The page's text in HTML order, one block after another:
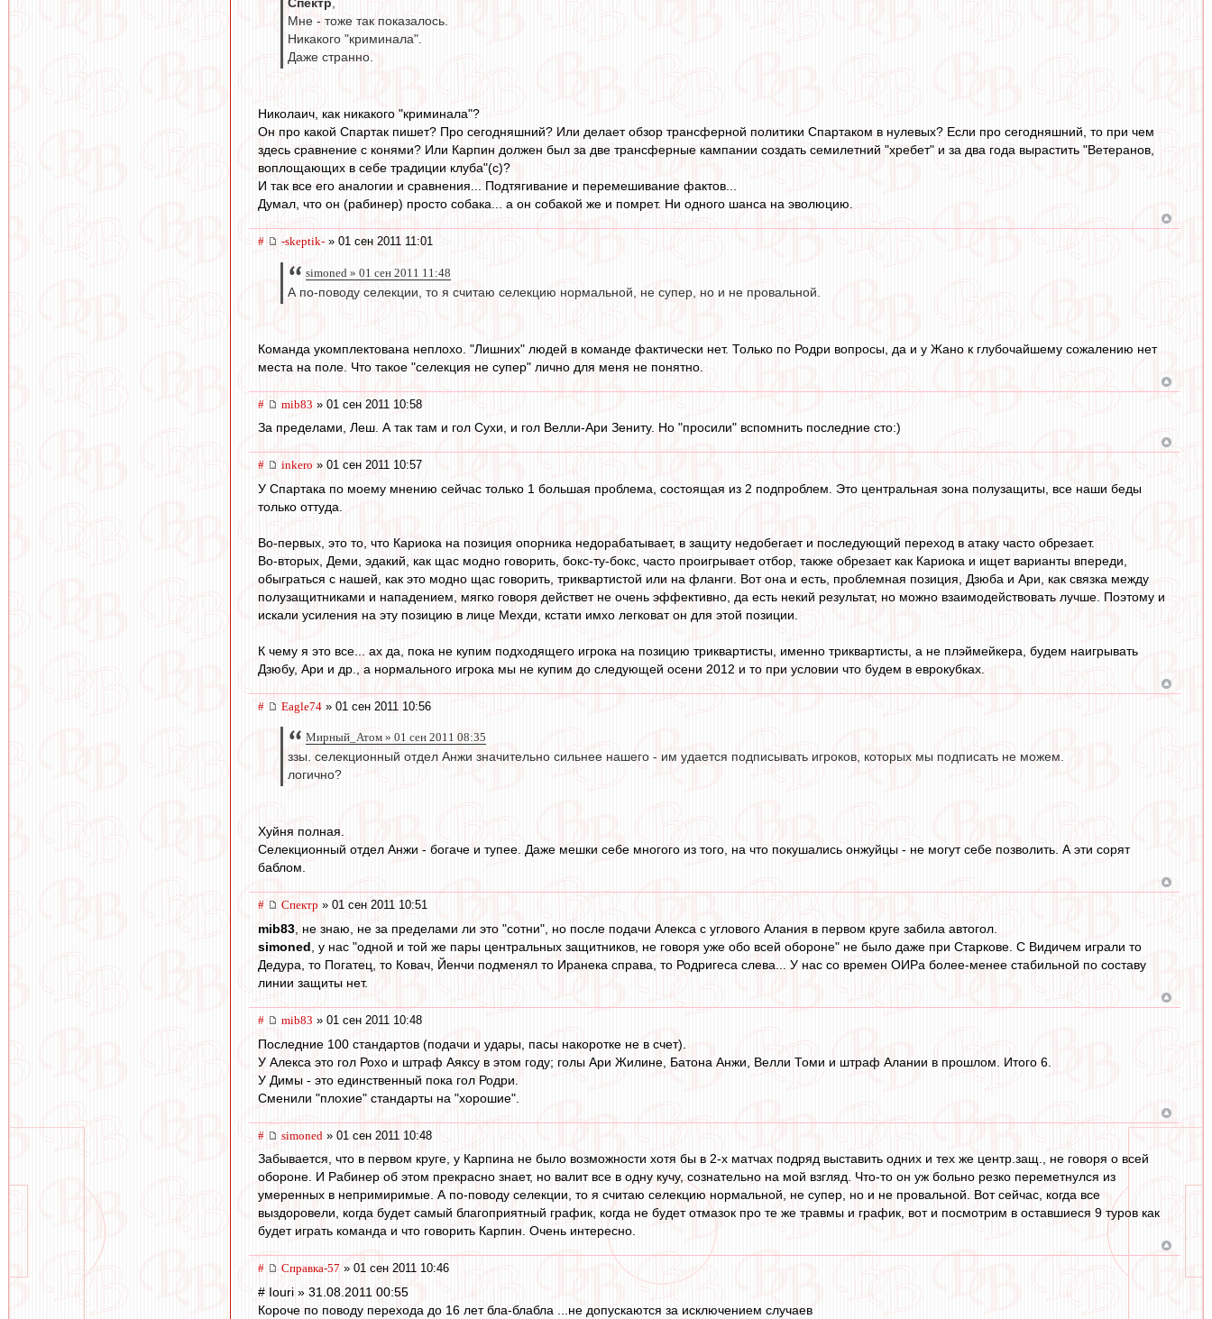
Спектр,
Мне - тоже так показалось.
Никакого "криминала".
Даже странно.
Николаич, как никакого "криминала"?
Он про какой Спартак пишет? Про сегодняшний? Или делает обзор трансферной политики Спартаком в нулевых? Если про сегодняшний, то при чем
здесь сравнение с конями? Или Карпин должен был за две трансферные кампании создать семилетний "хребет" и за два года вырастить "Ветеранов,
воплощающих в себе традиции клуба"(с)?
И так все его аналогии и сравнения... Подтягивание и перемешивание фактов...
Думал, что он (рабинер) просто собака... а он собакой же и помрет. Ни одного шанса на эволюцию.
# -skeptik- » 01 сен 2011 11:01
simoned » 01 сен 2011 11:48
А по-поводу селекции, то я считаю селекцию нормальной, не супер, но и не провальной.
Команда укомплектована неплохо. "Лишних" людей в команде фактически нет. Только по Родри вопросы, да и у Жано к глубочайшему сожалению нет
места на поле. Что такое "селекция не супер" лично для меня не понятно.
# mib83 » 01 сен 2011 10:58
За пределами, Леш. А так там и гол Сухи, и гол Велли-Ари Зениту. Но "просили" вспомнить последние сто:)
# inkero » 01 сен 2011 10:57
У Спартака по моему мнению сейчас только 1 большая проблема, состоящая из 2 подпроблем. Это центральная зона полузащиты, все наши беды
только оттуда.
Во-первых, это то, что Кариока на позиция опорника недорабатывает, в защиту недобегает и последующий переход в атаку часто обрезает.
Во-вторых, Деми, эдакий, как щас модно говорить, бокс-ту-бокс, часто проигрывает отбор, также обрезает как Кариока и ищет варианты впереди,
обыграться с нашей, как это модно щас говорить, триквартистой или на фланги. Вот она и есть, проблемная позиция, Дзюба и Ари, как связка между
полузащитниками и нападением, мягко говоря действет не очень эффективно, да есть некий результат, но можно взаимодействовать лучше. Поэтому и
искали усиления на эту позицию в лице Мехди, кстати имхо легковат он для этой позиции.
К чему я это все... ах да, пока не купим подходящего игрока на позицию триквартисты, именно триквартисты, а не плэймейкера, будем наигрывать
Дзюбу, Ари и др., а нормального игрока мы не купим до следующей осени 2012 и то при условии что будем в еврокубках.
# Eagle74 » 01 сен 2011 10:56
Мирный_Атом » 01 сен 2011 08:35
ззы. селекционный отдел Анжи значительно сильнее нашего - им удается подписывать игроков, которых мы подписать не можем.
логично?
Хуйня полная.
Селекционный отдел Анжи - богаче и тупее. Даже мешки себе многого из того, на что покушались онжуйцы - не могут себе позволить. А эти сорят
баблом.
# Спектр » 01 сен 2011 10:51
mib83 , не знаю, не за пределами ли это "сотни", но после подачи Алекса с углового Алания в первом круге забила автогол.
simoned , у нас "одной и той же пары центральных защитников, не говоря уже обо всей обороне" не было даже при Старкове. С Видичем играли то
Дедура, то Погатец, то Ковач, Йенчи подменял то Иранека справа, то Родригеса слева... У нас со времен ОИРа более-менее стабильной по составу
линии защиты нет.
# mib83 » 01 сен 2011 10:48
Последние 100 стандартов (подачи и удары, пасы накоротке не в счет).
У Алекса это гол Рохо и штраф Аяксу в этом году; голы Ари Жилине, Батона Анжи, Велли Томи и штраф Алании в прошлом. Итого 6.
У Димы - это единственный пока гол Родри.
Сменили "плохие" стандарты на "хорошие".
# simoned » 01 сен 2011 10:48
Забывается, что в первом круге, у Карпина не было возможности хотя бы в 2-х матчах подряд выставить одних и тех же центр.защ., не говоря о всей
обороне. И Рабинер об этом прекрасно знает, но валит все в одну кучу, сознательно на мой взгляд. Что-то он уж больно резко переметнулся из
умеренных в непримиримые. А по-поводу селекции, то я считаю селекцию нормальной, не супер, но и не провальной. Вот сейчас, когда все
выздоровели, когда будет самый благоприятный график, когда не будет отмазок про те же травмы и график, вот и посмотрим в оставшиеся 9 туров как
будет играть команда и что говорить Карпин. Очень интересно.
# Справка-57 » 01 сен 2011 10:46
# Iouri » 31.08.2011 00:55
Короче по поводу перехода до 16 лет бла-блабла ...не допускаются за исключением случаев